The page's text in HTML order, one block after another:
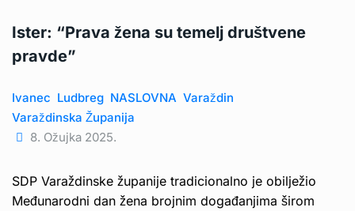
Ister: “Prava žena su temelj društvene
pravde”
Ivanec Ludbreg NASLOVNA Varaždin
Varaždinska Županija
8. Ožujka 2025.
SDP Varaždinske županije tradicionalno je obilježio
Međunarodni dan žena brojnim događanjima širom